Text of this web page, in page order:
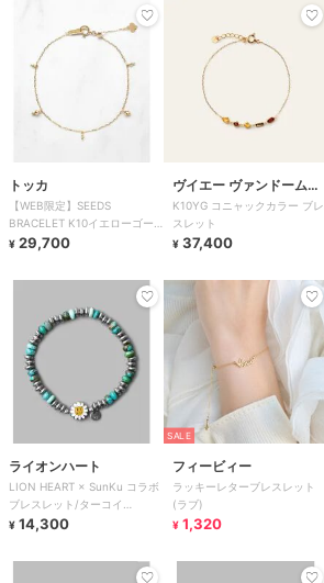
トッカ
【WEB限定】SEEDS
BRACELET K10イエローゴー
ルド ブレスレット
¥ 29,700
ヴイエー ヴァンドーム青
山
K10YG コニャックカラー ブレ
スレット
¥ 37,400
ライオンハート
LION HEART × SunKu コラボ
ブレスレット/ターコイ
ズ/2024年モデル
¥ 14,300
SALE
フィービィー
ラッキーレターブレスレット
(ラブ)
¥ 1,320